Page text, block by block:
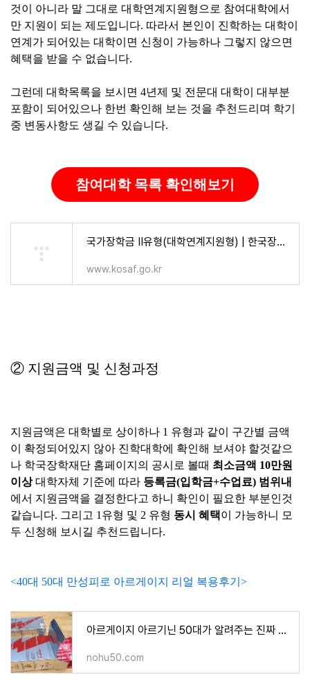
것이 아니라 말 그대로 대학연계지원형으로 참여대학에서
만 지원이 되는 제도입니다. 따라서 본인이 진학하는 대학이
연계가 되어있는 대학이면 신청이 가능하나 그렇지 않으면
혜택을 받을 수 없습니다.
그런데 대학목록을 보시면 4년제 및 전문대 대학이 대부분
포함이 되어있으나 한번 확인해 보는 것을 추천드리며 학기
중 변동사항도 생길 수 있습니다.
참여대학 목록 확인해보기
국가장학금 Ⅱ유형(대학연계지원형) | 한국장학재단
www.kosaf.go.kr
② 지원금액 및 신청과정
지원금액은 대학별로 상이하나 1 유형과 같이 구간별 금액
이 확정되어있지 않아 진학대학에 확인해 보셔야 할것같으
나 학국장학재단 홈페이지의 공시로 볼때 최소금액 10만원
이상대학자체 기준에 따라 등록금(입학금+수업료) 범위내
에서 지원금액을 결정한다고 하니 확인이 필요한 부분인것
같습니다. 그리고 1유형 및 2 유형 동시 혜택이 가능하니 모
두 신청해 보시길 추천드립니다.
<40대 50대 만성피로 아르게이지 리얼 복용후기>
아르게이지 아르기닌 50대가 알려주는 진짜 리얼후기 !! <내돈내산>
nohu50.com